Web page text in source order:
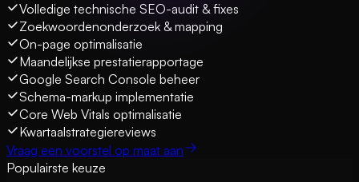
Volledige technische SEO-audit & fixes
Zoekwoordenonderzoek & mapping
On-page optimalisatie
Maandelijkse prestatierapportage
Google Search Console beheer
Schema-markup implementatie
Core Web Vitals optimalisatie
Kwartaalstrategiereviews
Vraag een voorstel op maat aan
Populairste keuze